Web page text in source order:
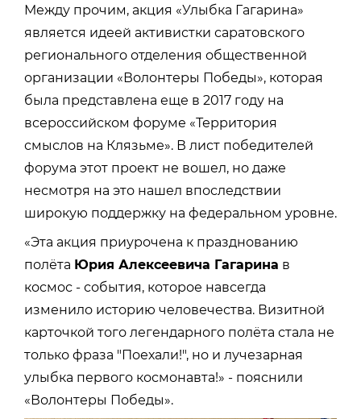
Между прочим, акция «Улыбка Гагарина»
является идеей активистки саратовского
регионального отделения общественной
организации «Волонтеры Победы», которая
была представлена еще в 2017 году на
всероссийском форуме «Территория
смыслов на Клязьме». В лист победителей
форума этот проект не вошел, но даже
несмотря на это нашел впоследствии
широкую поддержку на федеральном уровне.
«Эта акция приурочена к празднованию
полёта Юрия Алексеевича Гагарина в
космос - события, которое навсегда
изменило историю человечества. Визитной
карточкой того легендарного полёта стала не
только фраза "Поехали!", но и лучезарная
улыбка первого космонавта!» - пояснили
«Волонтеры Победы».